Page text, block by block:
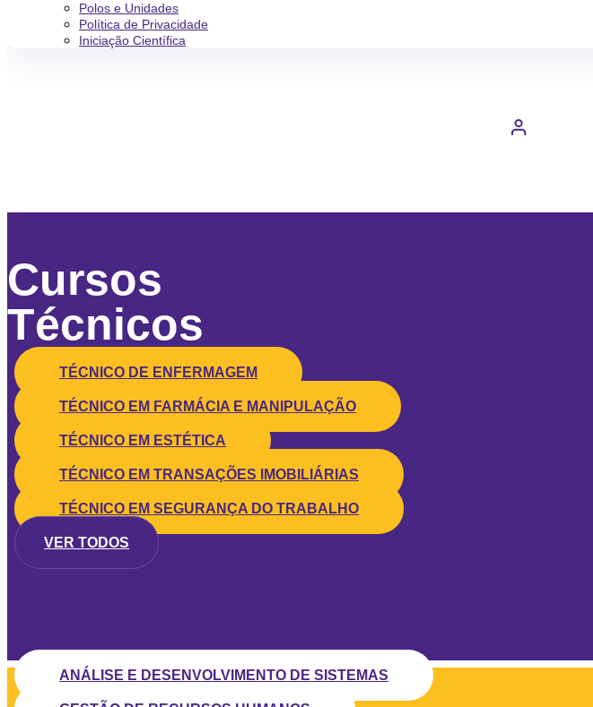
Polos e Unidades
Política de Privacidade
Iniciação Científica
Cursos
Técnicos
TÉCNICO DE ENFERMAGEM
TÉCNICO EM FARMÁCIA E MANIPULAÇÃO
TÉCNICO EM ESTÉTICA
TÉCNICO EM TRANSAÇÕES IMOBILIÁRIAS
TÉCNICO EM SEGURANÇA DO TRABALHO
VER TODOS
ANÁLISE E DESENVOLVIMENTO DE SISTEMAS